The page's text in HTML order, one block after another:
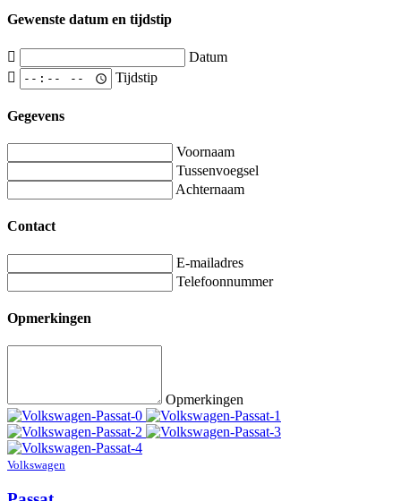
Gewenste datum en tijdstip
Datum
Tijdstip
Gegevens
Voornaam
Tussenvoegsel
Achternaam
Contact
E-mailadres
Telefoonnummer
Opmerkingen
Opmerkingen
Volkswagen